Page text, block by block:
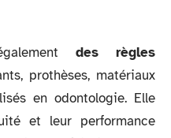
des règles
prothèses, matériaux
en odontologie. Elle
et leur performance